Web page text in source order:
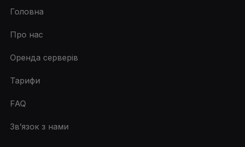
Головна
Про нас
Оренда серверів
Тарифи
FAQ
Зв’язок з нами